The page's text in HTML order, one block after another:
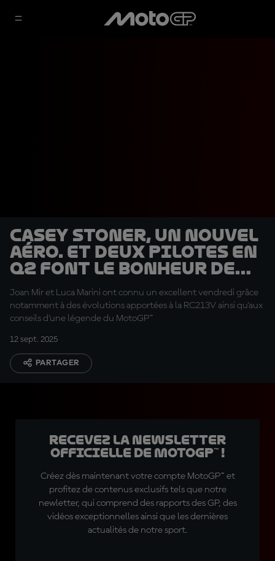
Casey Stoner, un nouvel
aéro. et deux pilotes en
Q2 font le bonheur de
Honda
Joan Mir et Luca Marini ont connu un excellent vendredi grâce
notamment à des évolutions apportées à la RC213V ainsi qu'aux
conseils d'une légende du MotoGP™
12 sept. 2025
PARTAGER
Recevez la Newsletter
officielle de MotoGP™ !
Créez dès maintenant votre compte MotoGP™ et
profitez de contenus exclusifs tels que notre
newletter, qui comprend des rapports des GP, des
vidéos exceptionnelles ainsi que les dernières
actualités de notre sport.